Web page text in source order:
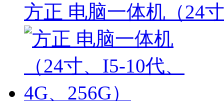
方正 电脑一体机（24